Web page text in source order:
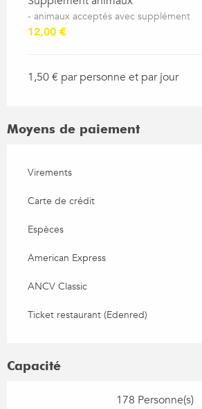
- animaux acceptés avec supplément
12,00 €
1,50 € par personne et par jour
Moyens de paiement
Virements
Carte de crédit
Espèces
American Express
ANCV Classic
Ticket restaurant (Edenred)
Capacité
178 Personne(s)